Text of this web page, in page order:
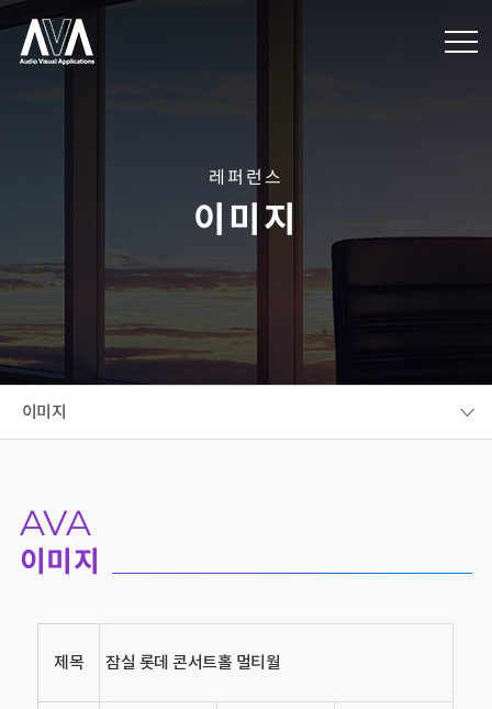
레퍼런스
이미지
이미지
AVA
이미지
제목 잠실 롯데 콘서트홀 멀티월